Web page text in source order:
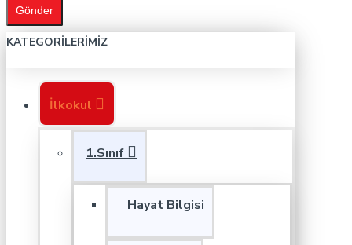
Gönder
KATEGORILERIMIZ
İlkokul
1.Sınıf
Hayat Bilgisi